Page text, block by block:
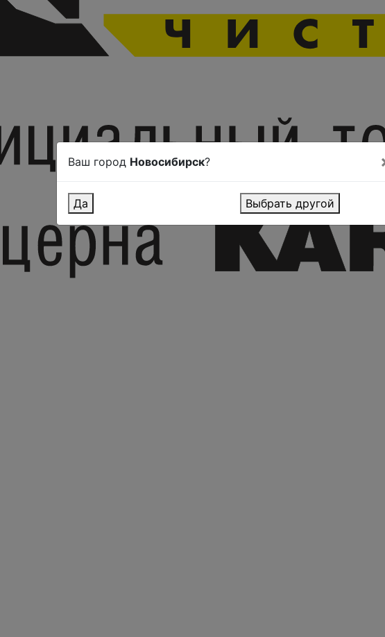
Ваш город Новосибирск?
Да Выбрать другой